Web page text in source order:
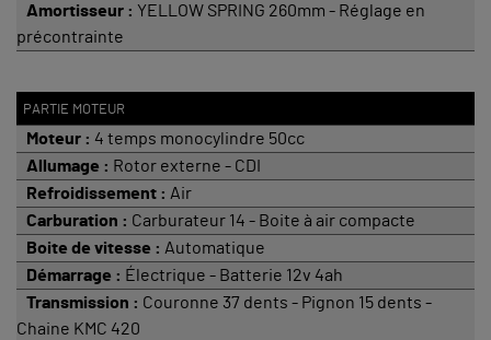
Amortisseur : YELLOW SPRING 260mm - Réglage en
précontrainte
PARTIE MOTEUR
Moteur : 4 temps monocylindre 50cc
Allumage : Rotor externe - CDI
Refroidissement : Air
Carburation : Carburateur 14 - Boite à air compacte
Boite de vitesse : Automatique
Démarrage : Électrique - Batterie 12v 4ah
Transmission : Couronne 37 dents - Pignon 15 dents -
Chaine KMC 420